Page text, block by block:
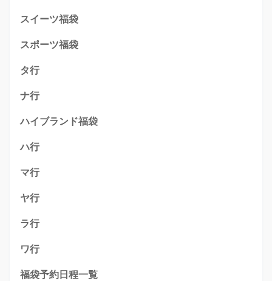
スイーツ福袋
スポーツ福袋
タ行
ナ行
ハイブランド福袋
ハ行
マ行
ヤ行
ラ行
ワ行
福袋予約日程一覧